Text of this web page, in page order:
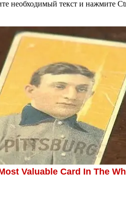
необходимый текст и нажмите